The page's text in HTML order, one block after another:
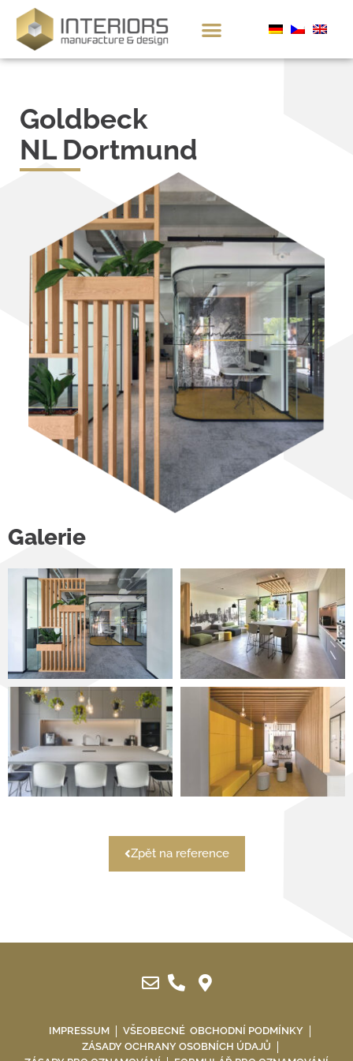
Goldbeck
NL Dortmund
Galerie
Zpět na reference
IMPRESSUM
VŠEOBECNÉ OBCHODNÍ PODMÍNKY
ZÁSADY OCHRANY OSOBNÍCH ÚDAJŮ